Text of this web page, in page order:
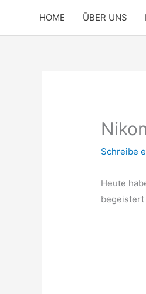
springen
HOME ÜBER UNS
Schreibe
Heute
begeistert